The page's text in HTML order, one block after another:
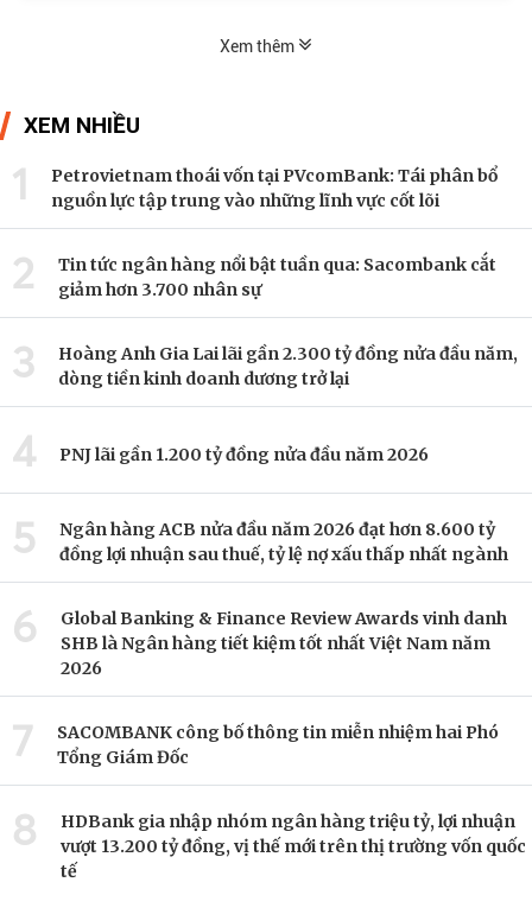
Xem thêm
XEM NHIỀU
1
Petrovietnam thoái vốn tại PVcomBank: Tái phân bổ
nguồn lực tập trung vào những lĩnh vực cốt lõi
2
Tin tức ngân hàng nổi bật tuần qua: Sacombank cắt
giảm hơn 3.700 nhân sự
3
Hoàng Anh Gia Lai lãi gần 2.300 tỷ đồng nửa đầu năm,
dòng tiền kinh doanh dương trở lại
4 PNJ lãi gần 1.200 tỷ đồng nửa đầu năm 2026
5
Ngân hàng ACB nửa đầu năm 2026 đạt hơn 8.600 tỷ
đồng lợi nhuận sau thuế, tỷ lệ nợ xấu thấp nhất ngành
6
Global Banking & Finance Review Awards vinh danh
SHB là Ngân hàng tiết kiệm tốt nhất Việt Nam năm
2026
7
SACOMBANK công bố thông tin miễn nhiệm hai Phó
Tổng Giám Đốc
8
HDBank gia nhập nhóm ngân hàng triệu tỷ, lợi nhuận
vượt 13.200 tỷ đồng, vị thế mới trên thị trường vốn quốc
tế